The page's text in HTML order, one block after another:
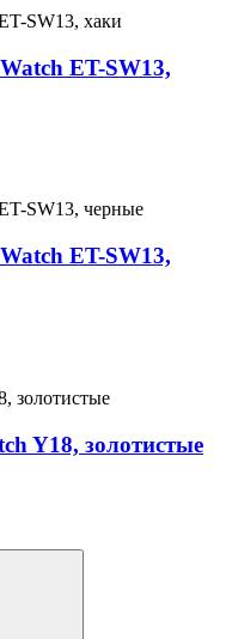
ET-SW13,
ET-SW13,
Y18, золотистые